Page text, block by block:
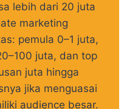
lebih dari 20 juta
marketing
pemula 0–1 juta,
juta, dan top
juta hingga
jika menguasai
audience besar.